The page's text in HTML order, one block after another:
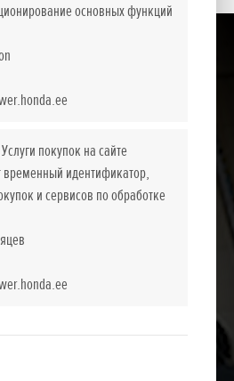
основных функций
Услуги покупок на сайте
идентификатор,
и сервисов по обработке